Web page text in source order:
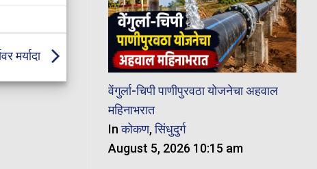
मर्यादा
वेंगुर्ला-चिपी पाणीपुरवठा योजनेचा अहवाल
महिनाभरात
Inकोकण,सिंधुदुर्ग
August 5, 2026 10:15 am